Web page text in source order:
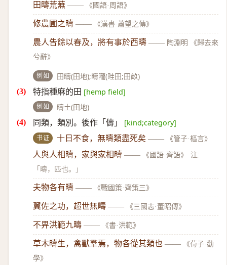
田疇荒蕪 —— 《國語·周語》
修農圃之疇 —— 《漢書·蕭望之傳》
農人告餘以春及，將有事於西疇 —— 陶淵明 《歸去來
兮辭》
例如 田疇(田地);疇隴(畦田;田畝)
特指種麻的田 [hemp field]
例如 疇土(田地)
同類，類別。後作「儔」 [kind;category]
书证 十日不食，無疇類盡死矣 —— 《管子·樞言》
人與人相疇，家與家相疇 —— 《國語·齊語》
注:
「疇，匹也。」
夫物各有疇 —— 《戰國策·齊策三》
翼佐之功，超世無疇 —— 《三國志·董昭傳》
不畀洪範九疇 —— 《書·洪範》
草木疇生，禽獸羣焉，物各從其類也 ——
《荀子·勸
學》